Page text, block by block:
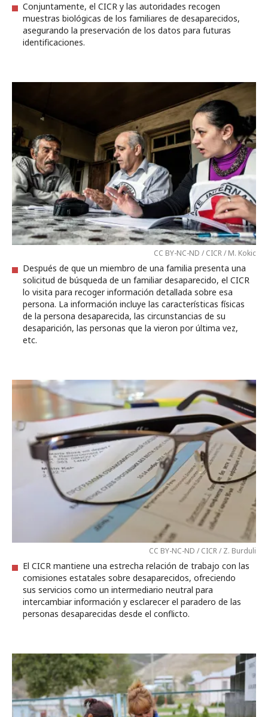
Conjuntamente, el CICR y las autoridades recogen
muestras biológicas de los familiares de desaparecidos,
asegurando la preservación de los datos para futuras
identificaciones.
CC BY-NC-ND / CICR / M. Kokic
Después de que un miembro de una familia presenta una
solicitud de búsqueda de un familiar desaparecido, el CICR
lo visita para recoger información detallada sobre esa
persona. La información incluye las características físicas
de la persona desaparecida, las circunstancias de su
desaparición, las personas que la vieron por última vez,
etc.
CC BY-NC-ND / CICR / Z. Burduli
El CICR mantiene una estrecha relación de trabajo con las
comisiones estatales sobre desaparecidos, ofreciendo
sus servicios como un intermediario neutral para
intercambiar información y esclarecer el paradero de las
personas desaparecidas desde el conflicto.